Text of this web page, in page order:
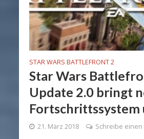
STAR WARS BATTLEFRONT 2
Star Wars
Update 2.0 bringt
Fortschrittssystem
21. März 2018 Schreibe einen